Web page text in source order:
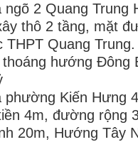
ngõ 2 Quang
thô 2 tầng, mặt
Quang Trung.
thoáng hướng Đông
phường Kiến Hưng
4m, đường rộng
20m, Hướng Tây